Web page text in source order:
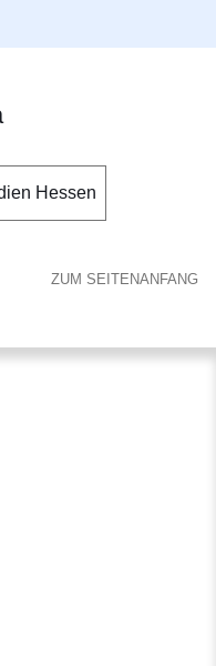
Hessen
ZUM SEITENANFANG